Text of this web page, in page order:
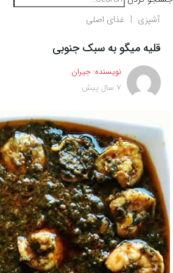
آشپزی غذای اصلی
قلیه میگو به سبک جنوبی
نویسنده: جیران
7 سال پیش